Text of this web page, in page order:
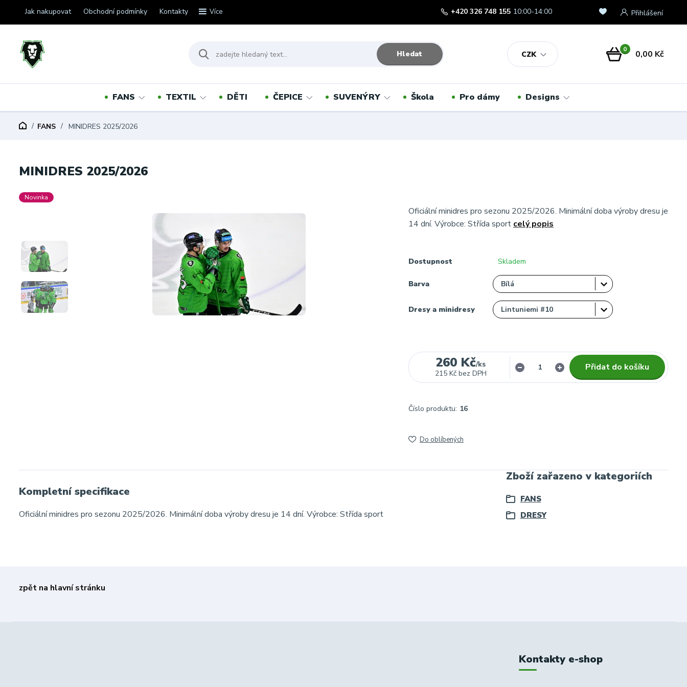
Jak nakupovat Obchodní podmínky Kontakty Více
CZK
Přihlášení
Hledat
+420 326 748 155 10:00-14:00
0 0,00 Kč
FANS TEXTIL DĚTI ČEPICE SUVENÝRY Škola Pro dámy Designs
FANS MINIDRES 2025/2026
MINIDRES 2025/2026
Novinka
Oficiální minidres pro sezonu 2025/2026. Minimální doba výroby dresu je
14 dní. Výrobce: Střída sport celý popis
Dostupnost Skladem
Barva
Dresy a minidresy
260 Kč/ks
215 Kč bez DPH
Přidat do košíku
Číslo produktu: 16
Do oblíbených
Kompletní specifikace
Oficiální minidres pro sezonu 2025/2026. Minimální doba výroby dresu je 14 dní. Výrobce: Střída sport
Zboží zařazeno v kategoriích
FANS
DRESY
zpět na hlavní stránku
Kontakty e-shop